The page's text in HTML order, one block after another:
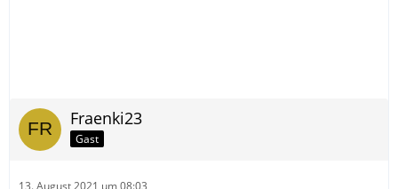
Fraenki23
Gast
13. August 2021 um 08:03